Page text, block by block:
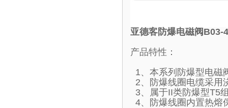
亚德客防爆电磁阀B03-
产品特性：
1、本系列防爆型电磁
2、防爆线圈电缆采用
3、属于II类防爆型T5
4、防爆线圈内置热熔